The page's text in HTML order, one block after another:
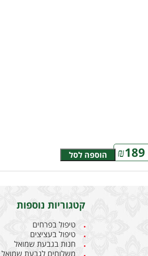
₪189 הוספה לסל
קטגוריות נוספות
טיפול בפרחים
טיפול בעציצים
חנות בגבעת שמואל
משלוחים לגבעת שמואל